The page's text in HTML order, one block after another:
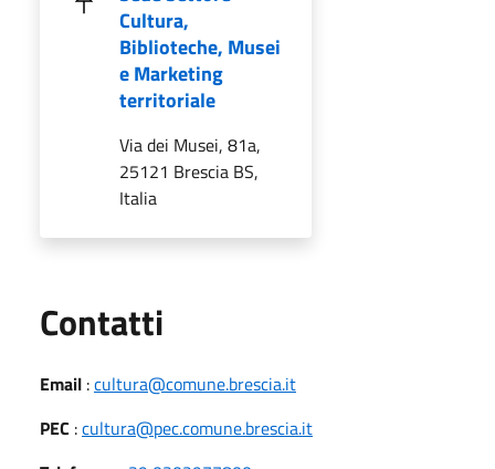
Cultura,
Biblioteche, Musei
e Marketing
territoriale
Via dei Musei, 81a,
25121 Brescia BS,
Italia
Contatti
Email :cultura@comune.brescia.it
PEC :cultura@pec.comune.brescia.it